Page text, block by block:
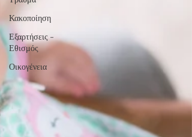
Κακοποίηση
Εξαρτήσεις -
Εθισμός
Οικογένεια